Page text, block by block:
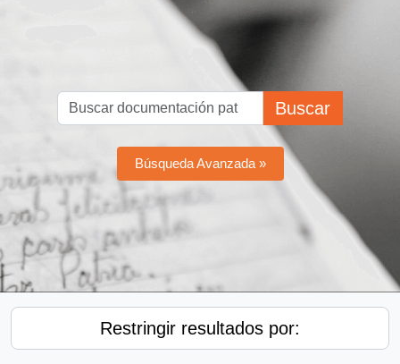
Buscar
Búsqueda Avanzada »
Restringir resultados por: